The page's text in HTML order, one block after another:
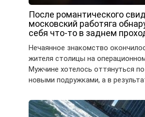
После романтического
московский работяга
себя что-то в заднем
Нечаянное знакомство
жителя столицы на
Мужчине хотелось оттянуться
новыми подружками, а в